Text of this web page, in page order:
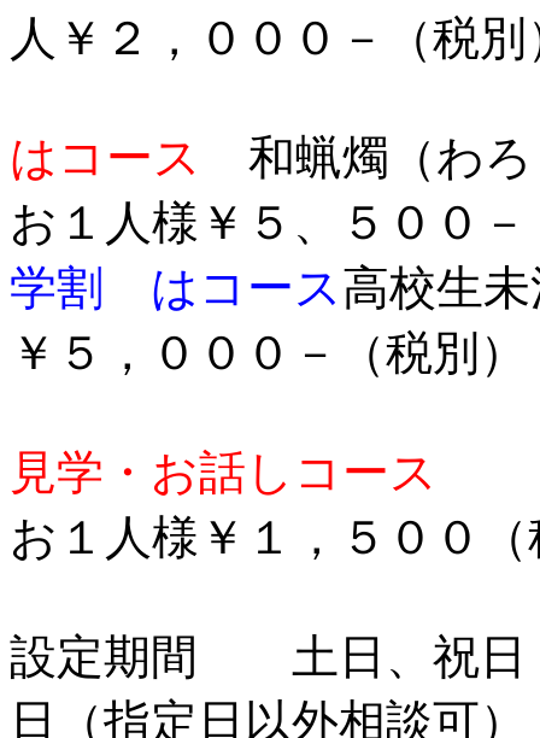
人￥２，０００－（税別
はコース
和蝋燭（わ
お１人様￥５、
学割 はコース高校生
￥５，０００－（税別
見学・お話しコース
お１人様￥１，５０
設定期間 土日、祝日
日（指定日以外相談可）